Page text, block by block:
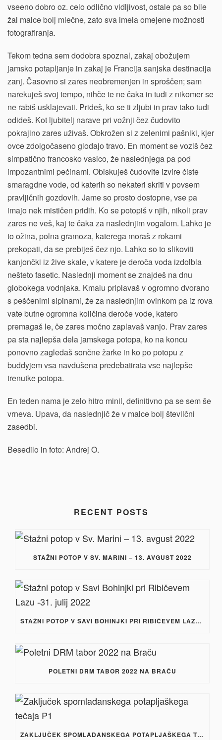
vseeno dobro oz. celo odlično vidljivost, ostale pa so bile
žal malce bolj mlečne, zato sva imela omejene možnosti
fotografiranja.
Tekom tedna sem dodobra spoznal, zakaj obožujem
jamsko potapljanje in zakaj je Francija sanjska destinacija
zanj. Časovno si zares neobremenjen in sproščen; sam
narekuješ svoj tempo, nihče te ne čaka in tudi z nikomer se
ne rabiš usklajevati. Prideš, ko se ti zljubi in prav tako tudi
odideš. Kot ljubitelj narave pri vožnji čez čudovito
pokrajino zares uživaš. Obkrožen si z zelenimi pašniki, kjer
ovce zdolgočaseno glodajo travo. En moment se voziš čez
simpatično francosko vasico, že naslednjega pa pod
impozantnimi pečinami. Obiskuješ čudovite izvire čiste
smaragdne vode, od katerih so nekateri skriti v povsem
pravljičnih gozdovih. Jame so prosto dostopne, vse pa
imajo nek mističen pridih. Ko se potopiš v njih, nikoli prav
zares ne veš, kaj te čaka za naslednjim vogalom. Lahko je
to ožina, polna gramoza, katerega moraš z rokami
prekopati, da se prebiješ čez njo. Lahko so to slikoviti
kanjončki iz žive skale, v katere je deroča voda izdolbla
nešteto fasetic. Naslednji moment se znajdeš na dnu
globokega vodnjaka. Kmalu priplavaš v ogromno dvorano
s peščenimi sipinami, že za naslednjim ovinkom pa iz rova
vate butne ogromna količina deroče vode, katero
premagaš le, če zares močno zaplavaš vanjo. Prav zares
pa sta najlepša dela jamskega potopa, ko na koncu
ponovno zagledaš sončne žarke in ko po potopu z
buddyjem vsa navdušena predebatirata vse najlepše
trenutke potopa.
En teden nama je zelo hitro minil, definitivno pa se sem še
vrneva. Upava, da naslednjič že v malce bolj številčni
zasedbi.
Besedilo in foto: Andrej O.
RECENT POSTS
STAŽNI POTOP V SV. MARINI – 13. AVGUST 2022
STAŽNI POTOP V SAVI BOHINJKI PRI RIBIČEVEM LAZU -31. JULIJ 2022
POLETNI DRM TABOR 2022 NA BRAČU
ZAKLJUČEK SPOMLADANSKEGA POTAPLJAŠKEGA TEČAJA P1